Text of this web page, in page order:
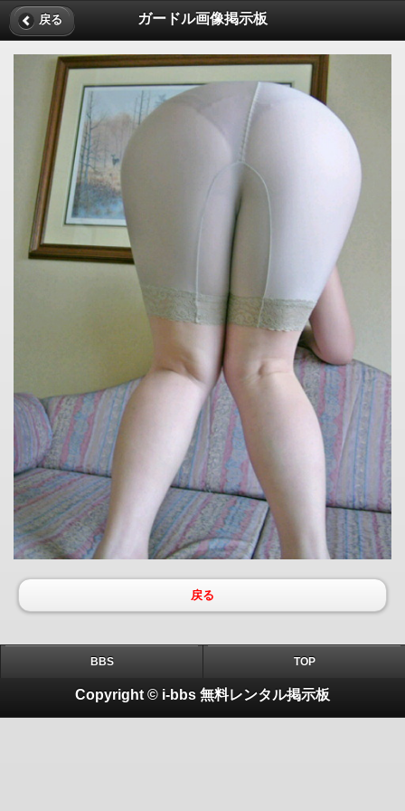
戻る ガードル画像掲示板
戻る
BBS TOP
Copyright © i-bbs 無料レンタル掲示板